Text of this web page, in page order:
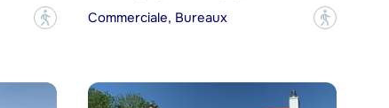
?
Commerciale, Bureaux
?